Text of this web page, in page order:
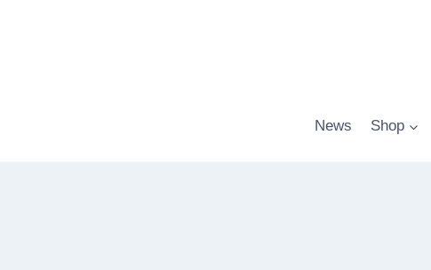
News Shop